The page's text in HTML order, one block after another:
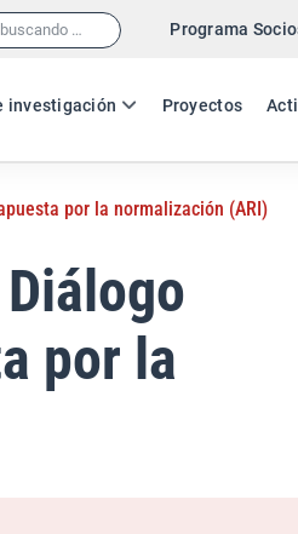
Programa
investigación Proyectos
por la normalización (ARI)
por la